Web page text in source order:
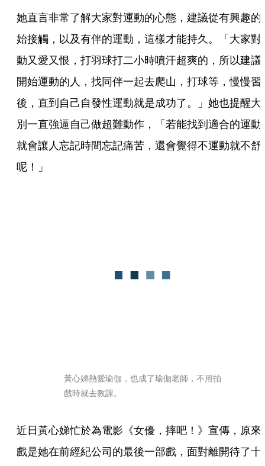
她直言非常了解大家對運動的心態，建議從有興趣的
始接觸，以及有伴的運動，這樣才能持久。「大家對
動又愛又恨，打羽球打二小時噴汗超爽的，所以建議
開始運動的人，找同伴一起去爬山，打球等，慢慢習
後，直到自己自發性運動就是成功了。」她也提醒大
別一直強逼自己做超難動作，「若能找到適合的運動
就會讓人忘記時間忘記痛苦，還會覺得不運動就不舒
呢！」
黃心娣熱愛瑜伽，也成了瑜伽老師，不用拍
戲時就去教課。
近日黃心娣忙於為電影《女優，摔吧！》宣傳，原來
戲是她在前經紀公司的最後一部戲，面對離開待了十